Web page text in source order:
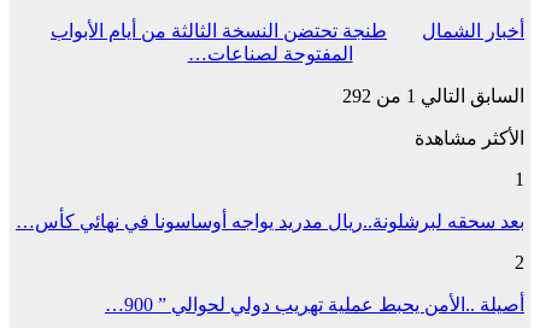
أخبار الشمال
طنجة تحتضن النسخة الثالثة من أيام الأبواب
المفتوحة لصناعات…
السابق التالي 1 من 292
الأكثر مشاهدة
1
بعد سحقه لبرشلونة..ريال مدريد يواجه أوساسونا في نهائي كأس…
2
أصيلة ..الأمن يحبط عملية تهريب دولي لحوالي ” 900…